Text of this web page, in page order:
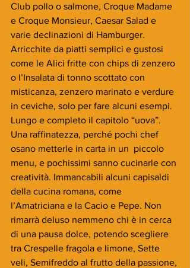
Club pollo o salmone, Croque Madame
e Croque Monsieur, Caesar Salad e
varie declinazioni di Hamburger.
Arricchite da piatti semplici e gustosi
come le Alici fritte con chips di zenzero
o l’Insalata di tonno scottato con
misticanza, zenzero marinato e verdure
in ceviche, solo per fare alcuni esempi.
Lungo e completo il capitolo “uova”.
Una raffinatezza, perché pochi chef
osano metterle in carta in un  piccolo
menu, e pochissimi sanno cucinarle con
creatività. Immancabili alcuni capisaldi
della cucina romana, come
l’Amatriciana e la Cacio e Pepe. Non
rimarrà deluso nemmeno chi è in cerca
di una pausa dolce, potendo scegliere
tra Crespelle fragola e limone, Sette
veli, Semifreddo al frutto della passione,